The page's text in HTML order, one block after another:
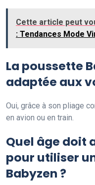
Cette article peut
: Tendances Mode
La poussette
adaptée aux
Oui, grâce à son pliage
en avion ou en train.
Quel âge doit
pour utiliser
Babyzen ?